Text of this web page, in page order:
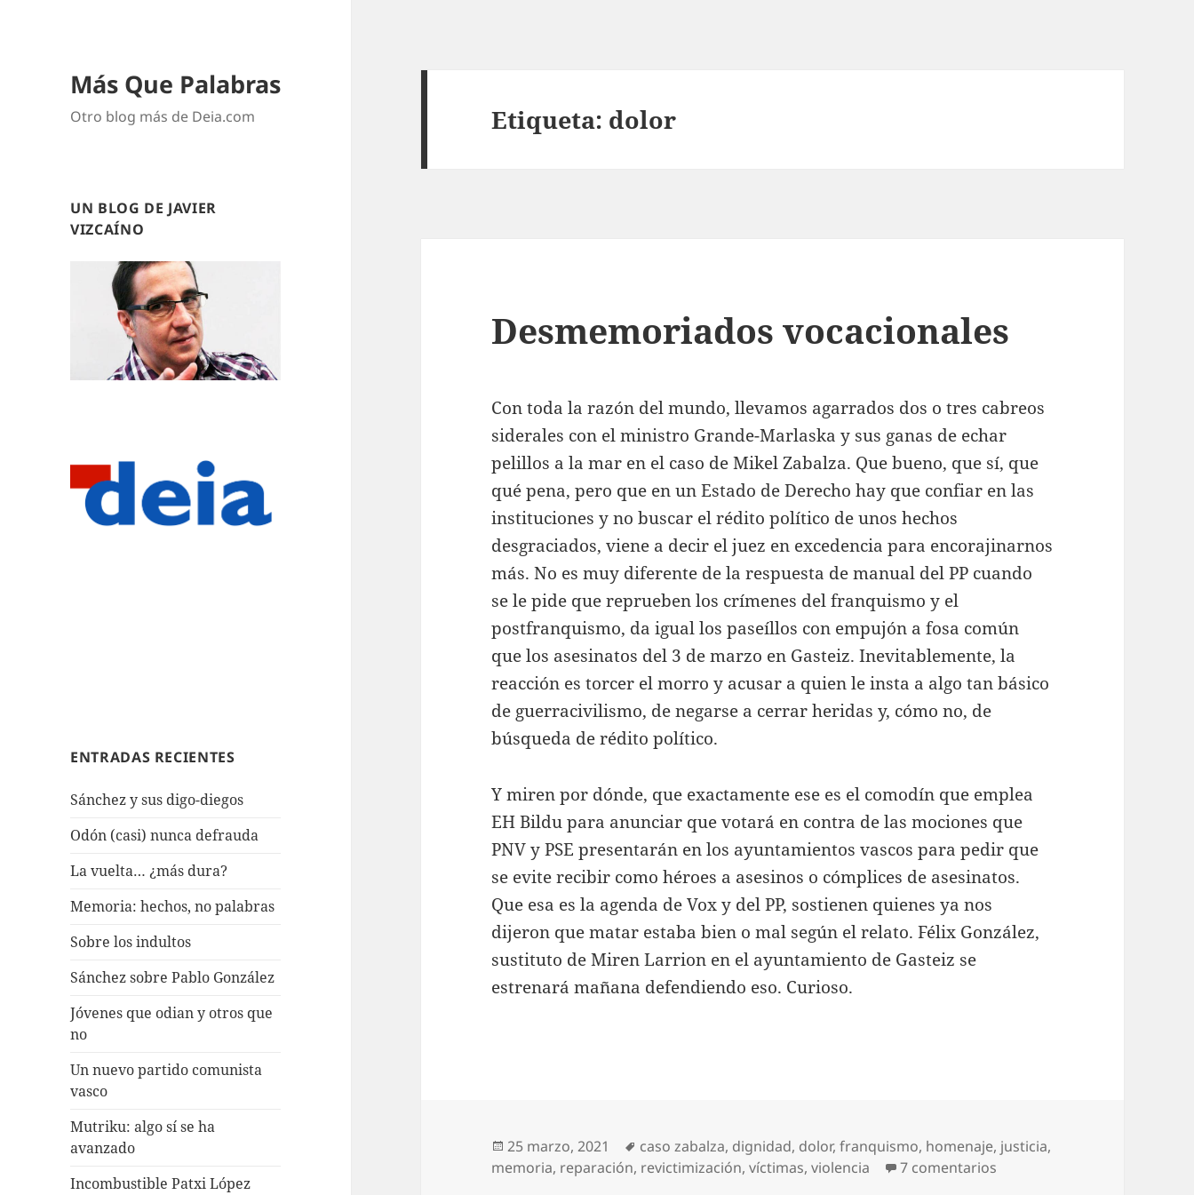
Más Que Palabras
Otro blog más de Deia.com
UN BLOG DE JAVIER
VIZCAÍNO
ENTRADAS RECIENTES
Sánchez y sus digo-diegos
Odón (casi) nunca defrauda
La vuelta… ¿más dura?
Memoria: hechos, no palabras
Sobre los indultos
Sánchez sobre Pablo González
Jóvenes que odian y otros que
no
Un nuevo partido comunista
vasco
Mutriku: algo sí se ha
avanzado
Incombustible Patxi López
Etiqueta: dolor
Desmemoriados vocacionales
Con toda la razón del mundo, llevamos agarrados dos o tres cabreos
siderales con el ministro Grande-Marlaska y sus ganas de echar
pelillos a la mar en el caso de Mikel Zabalza. Que bueno, que sí, que
qué pena, pero que en un Estado de Derecho hay que confiar en las
instituciones y no buscar el rédito político de unos hechos
desgraciados, viene a decir el juez en excedencia para encorajinarnos
más. No es muy diferente de la respuesta de manual del PP cuando
se le pide que reprueben los crímenes del franquismo y el
postfranquismo, da igual los paseíllos con empujón a fosa común
que los asesinatos del 3 de marzo en Gasteiz. Inevitablemente, la
reacción es torcer el morro y acusar a quien le insta a algo tan básico
de guerracivilismo, de negarse a cerrar heridas y, cómo no, de
búsqueda de rédito político.
Y miren por dónde, que exactamente ese es el comodín que emplea
EH Bildu para anunciar que votará en contra de las mociones que
PNV y PSE presentarán en los ayuntamientos vascos para pedir que
se evite recibir como héroes a asesinos o cómplices de asesinatos.
Que esa es la agenda de Vox y del PP, sostienen quienes ya nos
dijeron que matar estaba bien o mal según el relato. Félix González,
sustituto de Miren Larrion en el ayuntamiento de Gasteiz se
estrenará mañana defendiendo eso. Curioso.
Publicado
el
25 marzo, 2021 Etiquetas
caso zabalza, dignidad, dolor,franquismo, homenaje, justicia,
memoria, reparación, revictimización,víctimas,violencia 7 comentarios